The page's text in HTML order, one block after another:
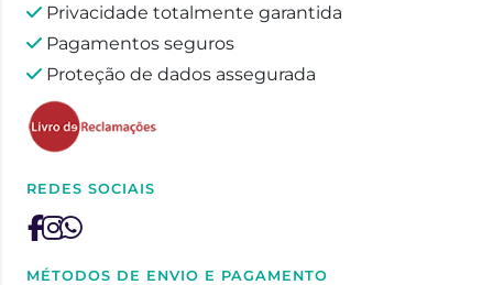
Privacidade totalmente garantida
Pagamentos seguros
Proteção de dados assegurada
REDES SOCIAIS
MÉTODOS DE ENVIO E PAGAMENTO